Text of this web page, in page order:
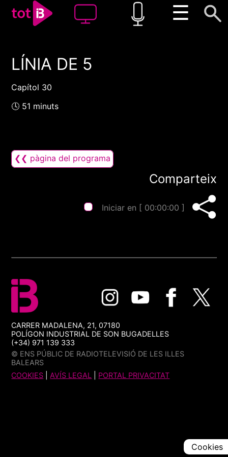
☰
00:00 00:00
LÍNIA DE 5
Capítol 30
🕓 51 minuts
❮❮ pàgina del programa
Comparteix
Iniciar en [ 00:00:00 ]
CARRER MADALENA, 21, 07180
POLÍGON INDUSTRIAL DE SON BUGADELLES
(+34) 971 139 333
© ENS PÚBLIC DE RADIOTELEVISIÓ DE LES ILLES
BALEARS
COOKIES |AVÍS LEGAL PORTAL PRIVACITAT
Cookies